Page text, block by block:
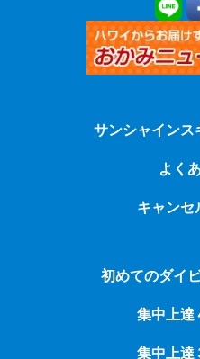
サンシャインス
よく
キャンセ
初めてのダイ
集中上達
集中上達